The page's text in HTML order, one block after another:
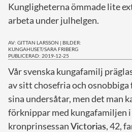
Kungligheterna ömmade lite
arbeta under julhelgen.
AV: GITTAN LARSSON | BILDER:
KUNGAHUSET/SARA FRIBERG
PUBLICERAD: 2019-12-25
Vår svenska kungafamilj
av sitt chosefria och
sina undersåtar, men det man
förknippar med kungafamiljen
kronprinsessanVictorias, 42,